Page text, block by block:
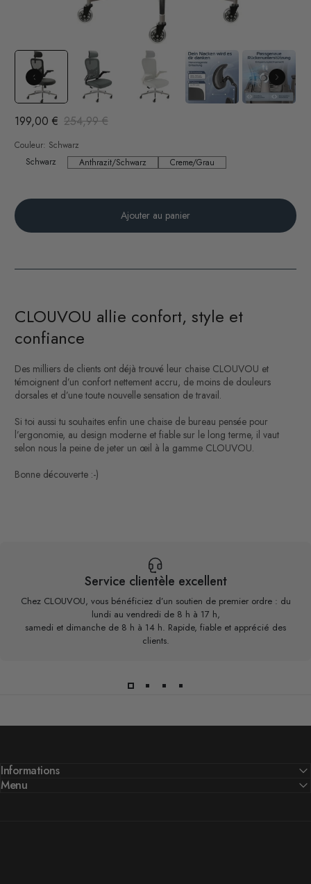
199,00 € 254,99 €
Couleur: Schwarz
Schwarz
Schwarz Anthrazit/Schwarz
Anthrazit/Schwarz Creme/Grau
Creme/Grau
Ajouter au panier
CLOUVOU allie confort, style et
confiance
Des milliers de clients ont déjà trouvé leur chaise CLOUVOU et
témoignent d’un confort nettement accru, de moins de douleurs
dorsales et d’une toute nouvelle sensation de travail.
Si toi aussi tu souhaites enfin une chaise de bureau pensée pour
l’ergonomie, au design moderne et fiable sur le long terme, il vaut
selon nous la peine de jeter un œil à la gamme CLOUVOU.
Bonne découverte :-)
Service clientèle excellent
Chez CLOUVOU, vous bénéficiez d’un soutien de premier ordre : du
lundi au vendredi de 8 h à 17 h,
samedi et dimanche de 8 h à 14 h. Rapide, fiable et apprécié des
clients.
Informations
Menu